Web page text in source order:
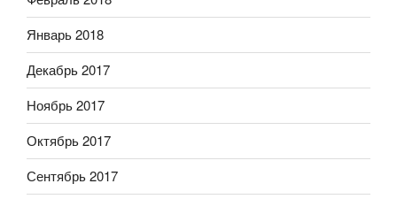
Январь 2018
Декабрь 2017
Ноябрь 2017
Октябрь 2017
Сентябрь 2017